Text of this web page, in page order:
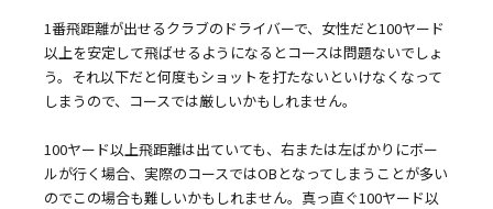
1番飛距離が出せるクラブのドライバーで、女性だと100ヤード
以上を安定して飛ばせるようになるとコースは問題ないでしょ
う。それ以下だと何度もショットを打たないといけなくなって
しまうので、コースでは厳しいかもしれません。
100ヤード以上飛距離は出ていても、右または左ばかりにボー
ルが行く場合、実際のコースではOBとなってしまうことが多い
のでこの場合も難しいかもしれません。真っ直ぐ100ヤード以